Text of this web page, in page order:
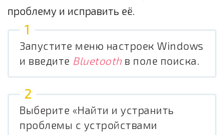
проблему и исправить её.
Запустите меню настроек Windows
и введите Bluetoothв поле поиска.
Выберите «Найти и устранить
проблемы с устройствами